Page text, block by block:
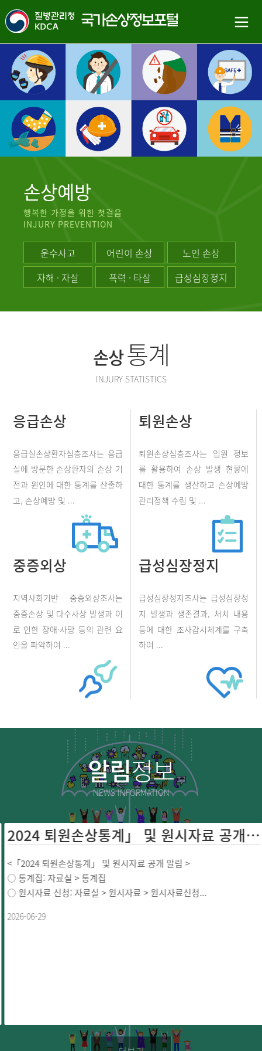
손상예방
행복한 가정을 위한 첫걸음
INJURY PREVENTION
운수사고 어린이 손상
노인 손상
자해 · 자살
폭력 · 타살 급성심장정지
손상통계
INJURY STATISTICS
응급손상
응급실손상환자심층조사는 응급
실에 방문한 손상환자의 손상 기
전과 원인에 대한 통계를 산출하
고, 손상예방 및 ...
퇴원손상
퇴원손상심층조사는 입원 정보
를 활용하여 손상 발생 현황에
대한 통계를 생산하고 손상예방
관리정책 수립 및 ...
중증외상
지역사회기반 중증외상조사는
중증손상 및 다수사상 발생과 이
로 인한 장애·사망 등의 관련 요
인을 파악하여 ...
급성심장정지
급성심장정지조사는 급성심장정
지 발생과 생존결과, 처치 내용
등에 대한 조사감시체계를 구축
하여 ...
알림정보
NEWS INFORMATION
2024 퇴원손상통계」 및 원시자료 공개 ...
<「2024 퇴원손상통계」 및 원시자료 공개 알림 >
○ 통계집: 자료실 > 통계집
○ 원시자료 신청: 자료실 > 원시자료 > 원시자료신청...
2026-06-29